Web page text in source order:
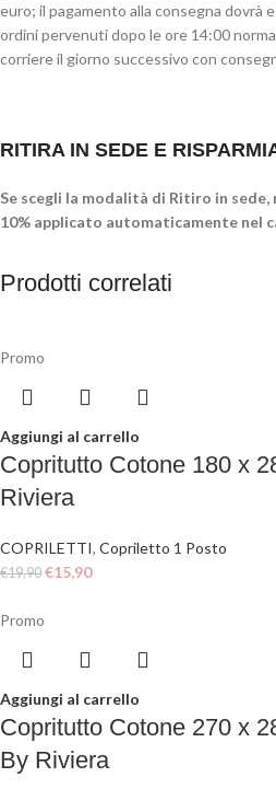
euro; il pagamento alla consegna dovrà
ordini pervenuti dopo le ore 14:00
corriere il giorno successivo con
RITIRA IN SEDE E
Se scegli la modalità di Ritiro in
10% applicato automaticamente nel
Prodotti correlati
Promo
Aggiungi al carrello
Copritutto Cotone 180 x
Riviera
COPRILETTI, Copriletto 1 Posto
€19,90 €15,90
Promo
Aggiungi al carrello
Copritutto Cotone 270 x
By Riviera